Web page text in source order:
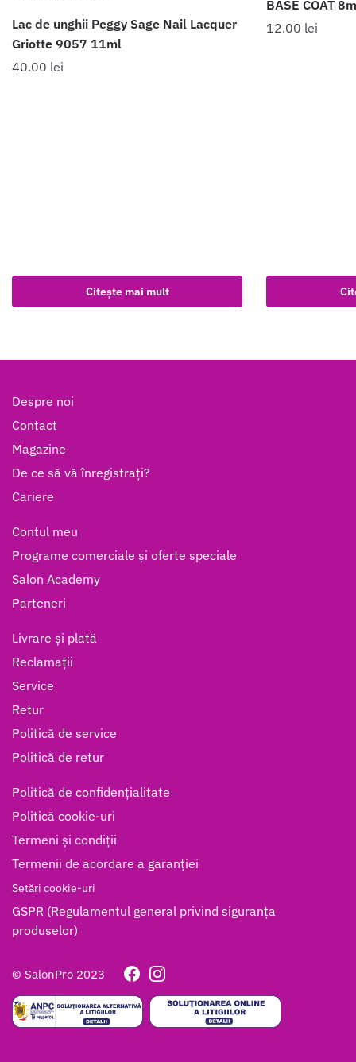
Lac de unghii Peggy Sage Nail Lacquer
Griotte 9057 11ml
40.00 lei
Citește mai mult
BASE COAT
12.00 lei
Despre noi
Contact
Magazine
De ce să vă înregistrați?
Cariere
Contul meu
Programe comerciale și oferte speciale
Salon Academy
Parteneri
Livrare și plată
Reclamații
Service
Retur
Politică de service
Politică de retur
Politică de confidențialitate
Politică cookie-uri
Termeni și condiții
Termenii de acordare a garanției
Setări cookie-uri
GSPR (Regulamentul general privind siguranța
produselor)
© SalonPro 2023